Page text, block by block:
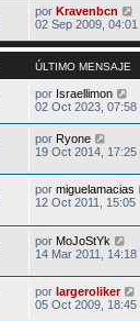
por Kravenbcn
02 Sep 2009, 04:01
ÚLTIMO MENSAJE
por Israellimon
02 Oct 2023, 07:58
por Ryone
19 Oct 2014, 17:25
por miguelamacias
12 Oct 2011, 15:05
por MoJoStYk
14 Mar 2011, 14:18
por largeroliker
05 Oct 2009, 18:45